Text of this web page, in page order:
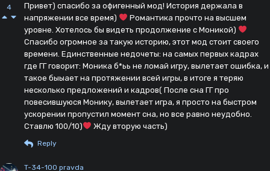
4
Привет) спасибо за офигенный мод! История держала в
напряжении все время)
Романтика прочто на высшем
уровне. Хотелось бы видеть продолжение с Моникой)
Спасибо огромное за такую историю, этот мод стоит своего
времени. Единственные недочеты: на самых первых кадрах
где ГГ говорит: Моника б*ьь не ломай игру, вылетает ошибка, и
такое быыает на протяжении всей игры, в итоге я теряю
несколько предложений и кадров( После сна ГГ про
повесившуюся Монику, вылетает игра, я просто на быстром
ускорении пропустил момент сна, но все равно неудобно.
Ставлю 100/10)
Жду вторую часть)
Reply
T-34-100 pravda